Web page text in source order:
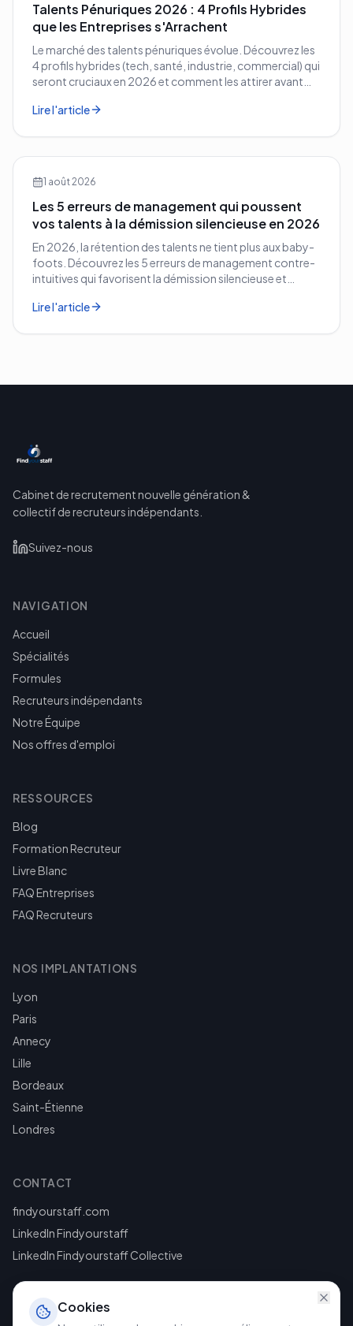
Talents Pénuriques 2026 : 4 Profils Hybrides
que les Entreprises s'Arrachent
Le marché des talents pénuriques évolue. Découvrez les
4 profils hybrides (tech, santé, industrie, commercial) qui
seront cruciaux en 2026 et comment les attirer avant
Lire l'article
1 août 2026
Les 5 erreurs de management qui poussent
vos talents à la démission silencieuse en 2026
En 2026, la rétention des talents ne tient plus aux baby-
foots. Découvrez les 5 erreurs de management contre-
intuitives qui favorisent la démission silencieuse et
Lire l'article
Cabinet de recrutement nouvelle génération &
collectif de recruteurs indépendants.
Suivez-nous
NAVIGATION
Accueil
Spécialités
Formules
Recruteurs indépendants
Notre Équipe
Nos offres d'emploi
RESSOURCES
Blog
Formation Recruteur
Livre Blanc
FAQ Entreprises
FAQ Recruteurs
NOS IMPLANTATIONS
Lyon
Paris
Annecy
Lille
Bordeaux
Saint-Étienne
Londres
CONTACT
findyourstaff.com
LinkedIn Findyourstaff
LinkedIn Findyourstaff Collective
Cookies